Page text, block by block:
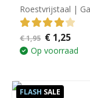
Roestvrijstaal |
4.00out of
€1,95
prijs
was:
€1,25
prijs
is:
Op voorraad
FLASH SALE